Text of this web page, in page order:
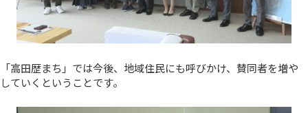
「高田歴まち」では今後、地域住民にも呼びかけ、賛同者を増や
していくということです。